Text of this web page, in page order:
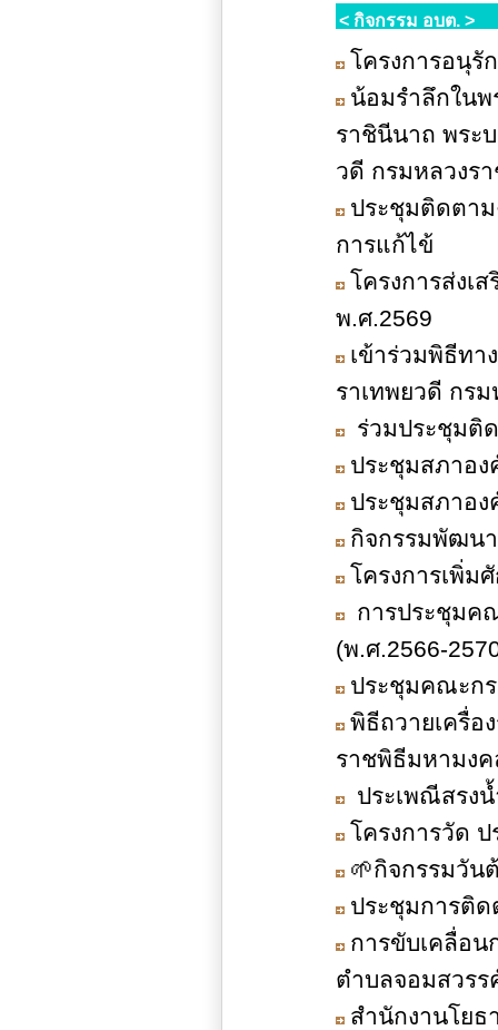
< กิจกรรม อบต. >
โครงการอนุรั
น้อมรำลึกใน
ราชินีนาถ พระ
วดี กรมหลวงร
ประชุมติดตา
การแก้ไข้
โครงการส่งเ
พ.ศ.2569
เข้าร่วมพิธีทา
ราเทพยวดี กร
ร่วมประชุมติ
ประชุมสภาอ
ประชุมสภาอ
กิจกรรมพัฒน
โครงการเพิ่ม
การประชุมค
(พ.ศ.2566-
ประชุมคณะก
พิธีถวายเครื่อ
ราชพิธีมหามงค
ประเพณีสรง
โครงการวัด
🌱กิจกรรมวัน
ประชุมการติด
การขับเคลื่อน
ตำบลจอมสวรร
สำนักงานโยธ